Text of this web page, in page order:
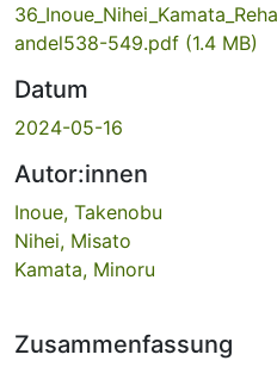
andel538-549.pdf (1.4 MB)
Datum
2024-05-16
Autor:innen
Inoue, Takenobu
Nihei, Misato
Kamata, Minoru
Zusammenfassung